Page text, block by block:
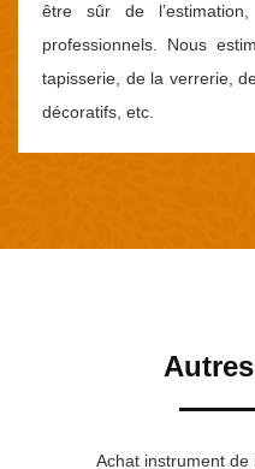
être sûr de
professionnels. Nous
tapisserie, de la verrerie,
décoratifs, etc.
Achat instrument de